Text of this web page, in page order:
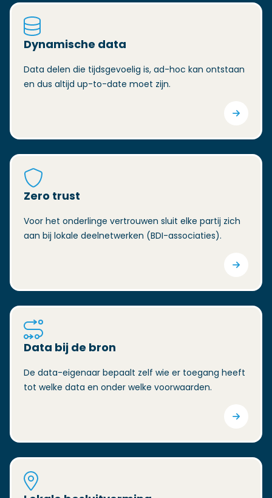
Dynamische data
Data delen die tijdsgevoelig is, ad-hoc kan ontstaan
en dus altijd up-to-date moet zijn.
Zero trust
Voor het onderlinge vertrouwen sluit elke partij zich
aan bij lokale deelnetwerken (BDI-associaties).
Data bij de bron
De data-eigenaar bepaalt zelf wie er toegang heeft
tot welke data en onder welke voorwaarden.